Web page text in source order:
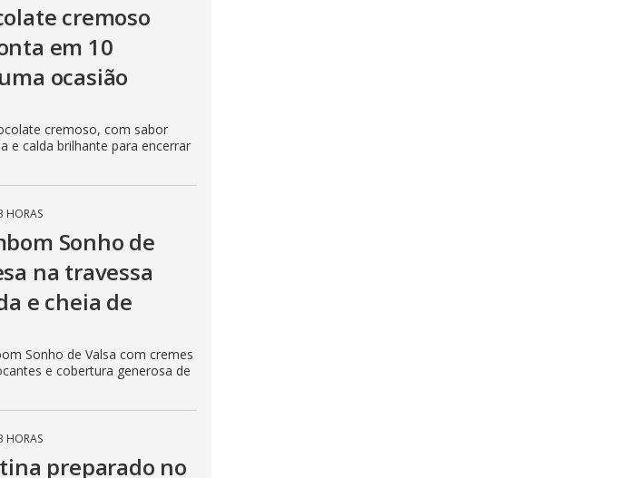
cremoso
em 10
ocasião
cremoso, com sabor
e calda brilhante para encerrar
HORAS
Sonho de
na travessa
e cheia de
Sonho de Valsa com cremes
e cobertura generosa de
HORAS
preparado no